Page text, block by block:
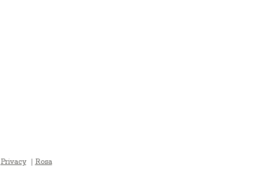
Privacy| Rosa